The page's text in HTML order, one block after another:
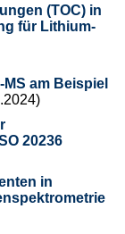
(TOC) in
für Lithium-
am Beispiel
20236
in